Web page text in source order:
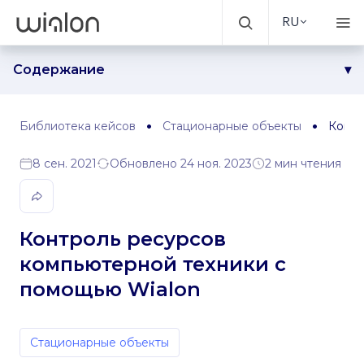
RU
Содержание
Решение
Библиотека кейсов Стационарные объекты
8 сен. 2021 Обновлено 24 ноя. 2023 2 мин чтения
Контроль ресурсов
компьютерной техники с
помощью Wialon
Стационарные объекты